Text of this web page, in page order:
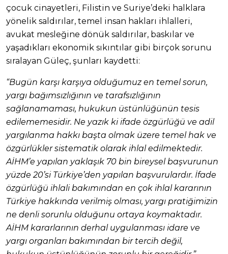
çocuk cinayetleri, Filistin ve Suriye’deki halklara
yönelik saldırılar, temel insan hakları ihlalleri,
avukat mesleğine dönük saldırılar, baskılar ve
yaşadıkları ekonomik sıkıntılar gibi birçok sorunu
sıralayan Güleç, şunları kaydetti:
“Bugün karşı karşıya olduğumuz en temel sorun,
yargı bağımsızlığının ve tarafsızlığının
sağlanamaması, hukukun üstünlüğünün tesis
edilememesidir. Ne yazık ki ifade özgürlüğü ve adil
yargılanma hakkı başta olmak üzere temel hak ve
özgürlükler sistematik olarak ihlal edilmektedir.
AİHM’e yapılan yaklaşık 70 bin bireysel başvurunun
yüzde 20’si Türkiye’den yapılan başvurulardır. İfade
özgürlüğü ihlali bakımından en çok ihlal kararının
Türkiye hakkında verilmiş olması, yargı pratiğimizin
ne denli sorunlu olduğunu ortaya koymaktadır.
AİHM kararlarının derhal uygulanması idare ve
yargı organları bakımından bir tercih değil,